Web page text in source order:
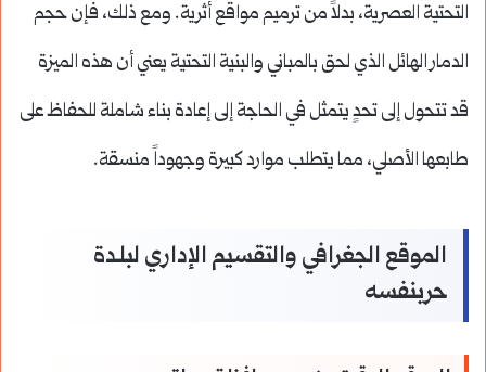
التحتية العصرية، بدلاً من ترميم مواقع أثرية. ومع ذلك، فإن حجم
الدمار الهائل الذي لحق بالمباني والبنية التحتية يعني أن هذه الميزة
قد تتحول إلى تحدٍ يتمثل في الحاجة إلى إعادة بناء شاملة للحفاظ على
طابعها الأصلي، مما يتطلب موارد كبيرة وجهوداً منسقة.
الموقع الجغرافي والتقسيم الإداري لبلـدة
حربنفسه